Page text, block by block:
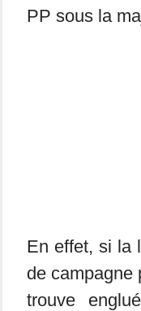
PP sous la
En effet, si la
de campagne
trouve